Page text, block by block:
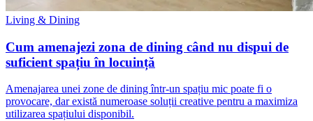
Living & Dining
Cum amenajezi zona de dining când nu dispui de
suficient spațiu în locuință
Amenajarea unei zone de dining într-un spațiu mic poate fi o
provocare, dar există numeroase soluții creative pentru a maximiza
utilizarea spațiului disponibil.